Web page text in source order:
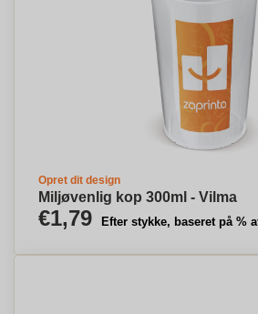
Opret dit design
Miljøvenlig kop 300ml - Vilma
€1,79 Efter stykke, baseret på %